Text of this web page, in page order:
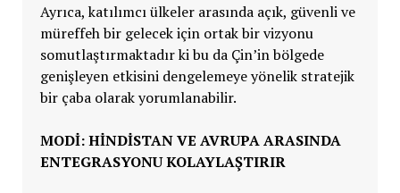
Ayrıca, katılımcı ülkeler arasında açık, güvenli ve
müreffeh bir gelecek için ortak bir vizyonu
somutlaştırmaktadır ki bu da Çin’in bölgede
genişleyen etkisini dengelemeye yönelik stratejik
bir çaba olarak yorumlanabilir.
MODİ: HİNDİSTAN VE AVRUPA ARASINDA
ENTEGRASYONU KOLAYLAŞTIRIR